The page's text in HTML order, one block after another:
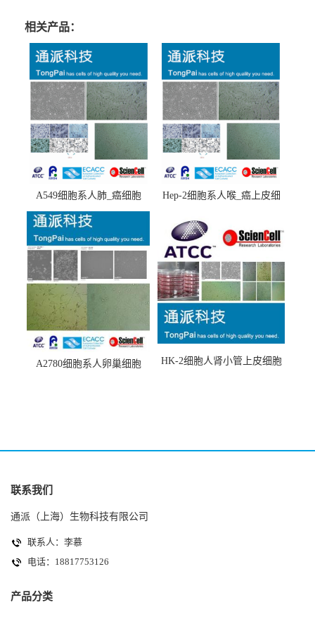
相关产品：
A549细胞系人肺_癌细胞
(A549细胞)
Hep-2细胞系人喉_癌上皮细
A2780细胞系人卵巢细胞
HK-2细胞人肾小管上皮细胞
联系我们
通派（上海）生物科技有限公司
联系人：李慕
电话：18817753126
产品分类